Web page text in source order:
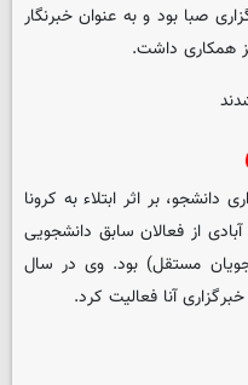
صبا بود و به عنوان خبرنگار
همکاری داشت.
بر اثر ابتلاء به کرونا
از فعالان سابق دانشجویی
مستقل) بود. وی در سال